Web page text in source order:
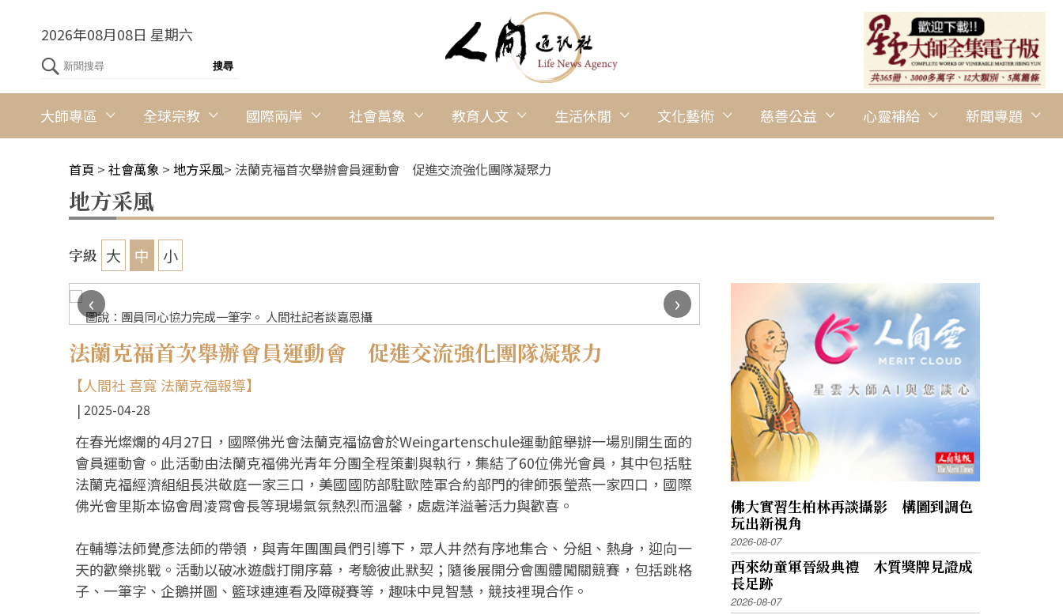
2026年08月08日 星期六
大師專區 全球宗教 國際兩岸 社會萬象 教育人文 生活休閒 文化藝術 慈善公益 心靈補給 新聞專題
首頁 > 社會萬象 > 地方采風> 法蘭克福首次舉辦會員運動會 促進交流強化團隊凝聚力
地方采風
字級 大 中 小
圖說：團員同心協力完成一筆字。 人間社記者談嘉恩攝 圖說：乒乓球比賽前聽取裁判說明比賽規則。 人間社記者談嘉恩攝
‹
›
法蘭克福首次舉辦會員運動會 促進交流強化團隊凝聚力
【人間社 喜寬 法蘭克福報導】
2025-04-28
在春光燦爛的4月27日，國際佛光會法蘭克福協會於Weingartenschule運動館舉辦一場別開生面的
會員運動會。此活動由法蘭克福佛光青年分團全程策劃與執行，集結了60位佛光會員，其中包括駐
法蘭克福經濟組組長洪敬庭一家三口，美國國防部駐歐陸軍合約部門的律師張瑩燕一家四口，國際
佛光會里斯本協會周凌霄會長等現場氣氛熱烈而溫馨，處處洋溢著活力與歡喜。
在輔導法師覺彥法師的帶領，與青年團團員們引導下，眾人井然有序地集合、分組、熱身，迎向一
天的歡樂挑戰。活動以破冰遊戲打開序幕，考驗彼此默契；隨後展開分會團體闖關競賽，包括跳格
子、一筆字、企鵝拼圖、籃球連連看及障礙賽等，趣味中見智慧，競技裡現合作。
佛大實習生柏林再談攝影 構圖到調色
玩出新視角
2026-08-07
西來幼童軍晉級典禮 木質獎牌見證成
長足跡
2026-08-07